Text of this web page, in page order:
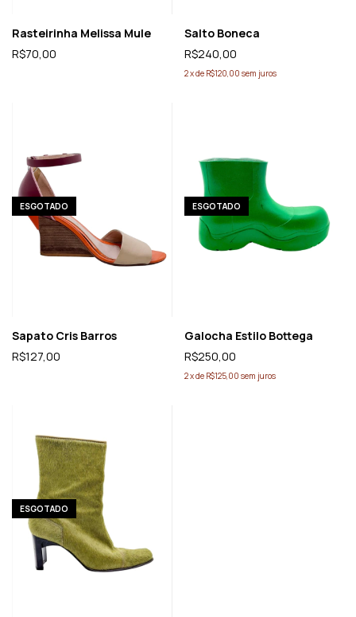
Rasteirinha Melissa Mule
R$70,00
Salto Boneca
R$240,00
2xde R$120,00 sem juros
ESGOTADO
Sapato Cris Barros
R$127,00
ESGOTADO
Galocha Estilo Bottega
R$250,00
2xde R$125,00 sem juros
ESGOTADO